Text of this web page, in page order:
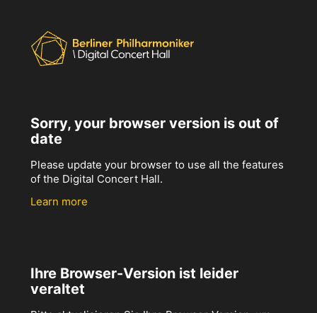
Sorry, your browser version is out of
date
Please update your browser to use all the features
of the Digital Concert Hall.
Learn more
Ihre Browser-Version ist leider
veraltet